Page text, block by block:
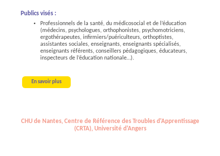
Publics visés :
Professionnels de la santé, du médicosocial et de l’éducation
(médecins, psychologues, orthophonistes, psychomotriciens,
ergothérapeutes, infirmiers/puériculteurs, orthoptistes,
assistantes sociales, enseignants, enseignants spécialisés,
enseignants référents, conseillers pédagogiques, éducateurs,
inspecteurs de l’éducation nationale…).
En savoir plus
CHU de Nantes, Centre de Référence des Troubles d'Apprentissage
(CRTA), Université d'Angers